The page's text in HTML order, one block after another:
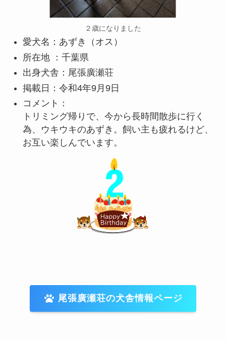
２歳になりました
愛犬名：あずき（オス）
所在地 ：千葉県
出身犬舎：尾張廣瀬荘
掲載日：令和4年9月9日
コメント：
トリミング帰りで、今から長時間散歩に行く
為、ウキウキのあずき。飼い主も疲れるけど、
お互い楽しんでいます。
尾張廣瀬荘の犬舎情報ページ